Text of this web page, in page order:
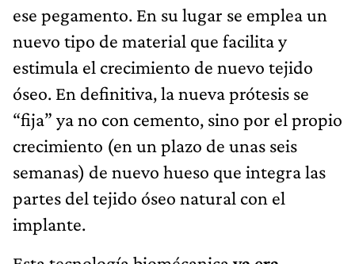
ese pegamento. En su lugar se emplea un
nuevo tipo de material que facilita y
estimula el crecimiento de nuevo tejido
óseo. En definitiva, la nueva prótesis se
“fija” ya no con cemento, sino por el propio
crecimiento (en un plazo de unas seis
semanas) de nuevo hueso que integra las
partes del tejido óseo natural con el
implante.